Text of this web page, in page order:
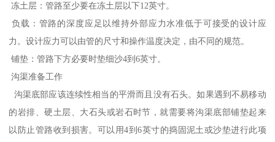
冻土层：管路至少要在冻土层以下12英寸。
负载：管路的深度应足以维持外部应力水准低于可接受的设计应
力。设计应力可以由管的尺寸和操作温度决定，由不同的规范。
铺垫：管路下方必要时垫细沙4到6英寸。
沟渠准备工作
沟渠底部应该连续性相当的平滑而且没有石头。如果遇到不易移动
的岩排、硬土层、大石头或岩石时节，就需要将沟渠底部铺垫起来
以防止管路收到损害。可以用4到6英寸的捣固泥土或沙垫进行此项